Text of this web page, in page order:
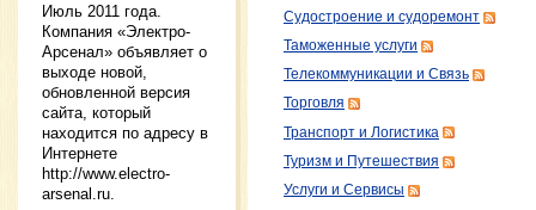
Июль 2011 года.
Компания «Электро-
Арсенал» объявляет о
выходе новой,
обновленной версия
сайта, который
находится по адресу в
Интернете
http://www.electro-
arsenal.ru.
Судостроение и судоремонт
Таможенные услуги
Телекоммуникации и Связь
Торговля
Транспорт и Логистика
Туризм и Путешествия
Услуги и Сервисы